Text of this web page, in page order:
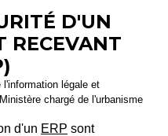
D'UN
RECEVANT
légale et
chargé de l'urbanisme
d'un ERP sont